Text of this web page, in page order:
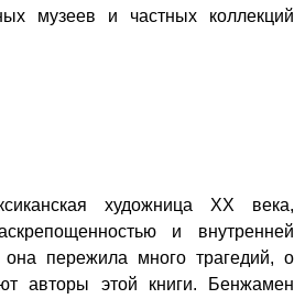
музеев и частных коллекций
художница XX века,
и внутренней
пережила много трагедий, о
авторы этой книги. Бенжамен